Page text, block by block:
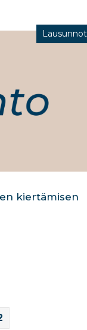
Lausunnot
kiertämisen